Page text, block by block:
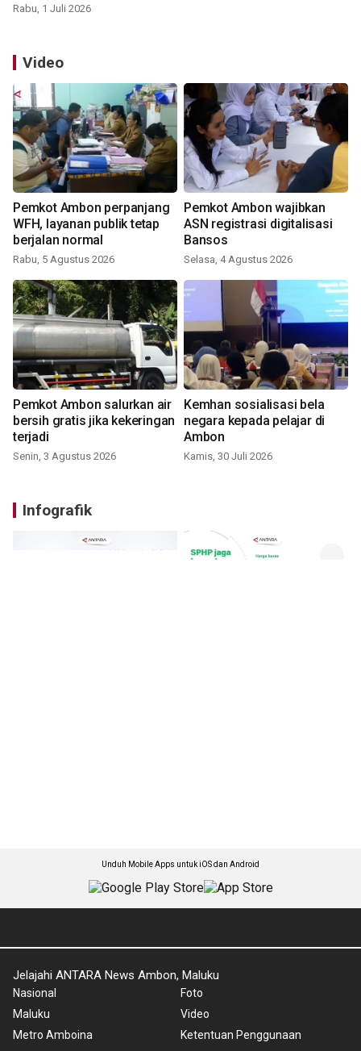
Rabu, 1 Juli 2026
Video
Pemkot Ambon perpanjang
WFH, layanan publik tetap
berjalan normal
Rabu, 5 Agustus 2026
Pemkot Ambon wajibkan
ASN registrasi digitalisasi
Bansos
Selasa, 4 Agustus 2026
Pemkot Ambon salurkan air
bersih gratis jika kekeringan
terjadi
Senin, 3 Agustus 2026
Kemhan sosialisasi bela
negara kepada pelajar di
Ambon
Kamis, 30 Juli 2026
Infografik
Unduh Mobile Apps untuk iOS dan Android
Jelajahi ANTARA News Ambon, Maluku
Nasional
Maluku
Metro Amboina
Foto
Video
Ketentuan Penggunaan